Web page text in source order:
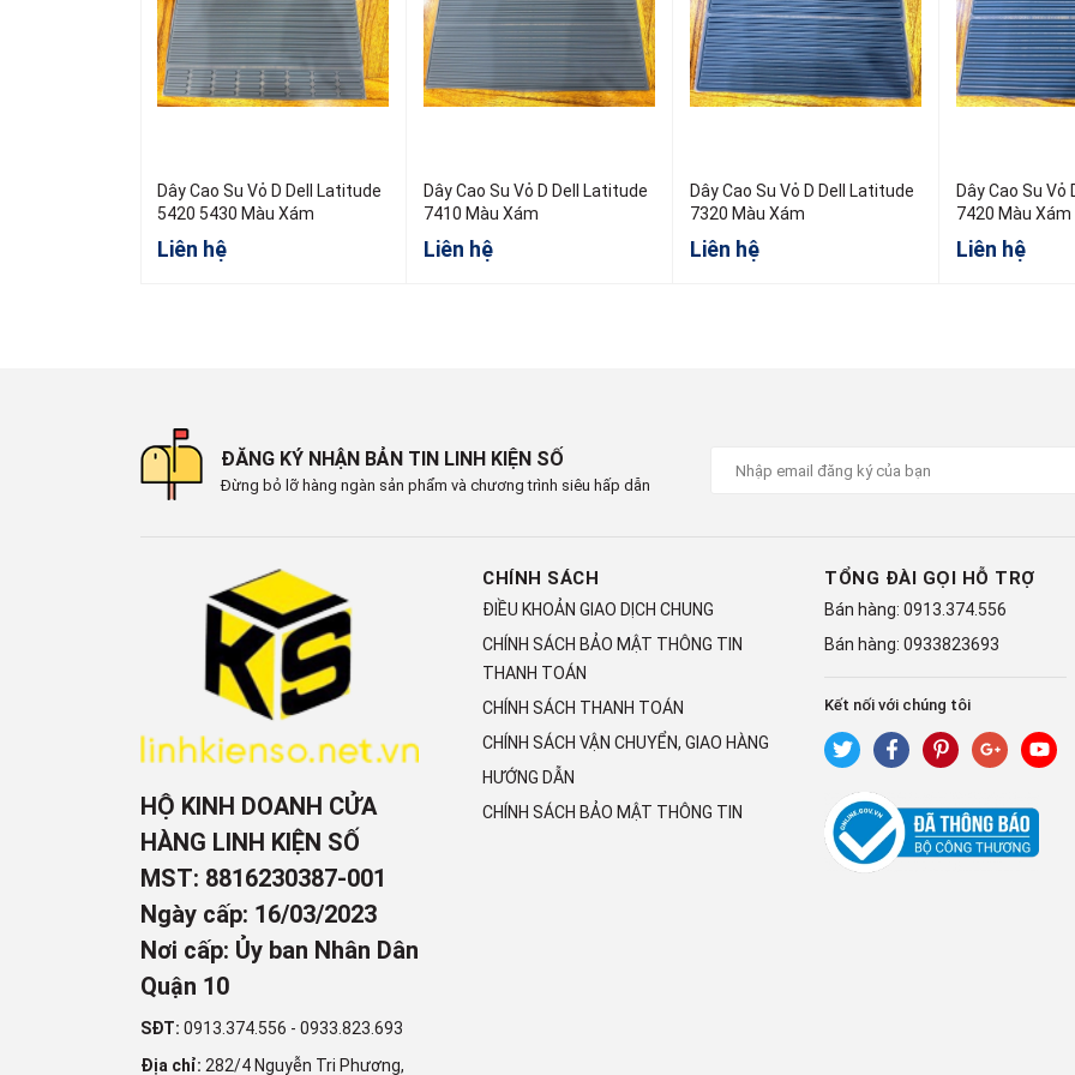
Dây Cao Su Vỏ D Dell Latitude
5420 5430 Màu Xám
Liên hệ
Dây Cao Su Vỏ D Dell Latitude
7410 Màu Xám
Liên hệ
Dây Cao Su Vỏ D Dell Latitude
7320 Màu Xám
Liên hệ
Dây Cao Su Vỏ
7420 Màu Xám
Liên hệ
ĐĂNG KÝ NHẬN BẢN TIN LINH KIỆN SỐ
Đừng bỏ lỡ hàng ngàn sản phẩm và chương trình siêu hấp dẫn
HỘ KINH DOANH CỬA
HÀNG LINH KIỆN SỐ
MST: 8816230387-001
Ngày cấp: 16/03/2023
Nơi cấp: Ủy ban Nhân Dân
Quận 10
SĐT: 0913.374.556 - 0933.823.693
Địa chỉ: 282/4 Nguyễn Tri Phương,
CHÍNH SÁCH
ĐIỀU KHOẢN GIAO DỊCH CHUNG
CHÍNH SÁCH BẢO MẬT THÔNG TIN
THANH TOÁN
CHÍNH SÁCH THANH TOÁN
CHÍNH SÁCH VẬN CHUYỂN, GIAO HÀNG
HƯỚNG DẪN
CHÍNH SÁCH BẢO MẬT THÔNG TIN
TỔNG ĐÀI GỌI HỖ TRỢ
Bán hàng: 0913.374.556
Bán hàng: 0933823693
Kết nối với chúng tôi